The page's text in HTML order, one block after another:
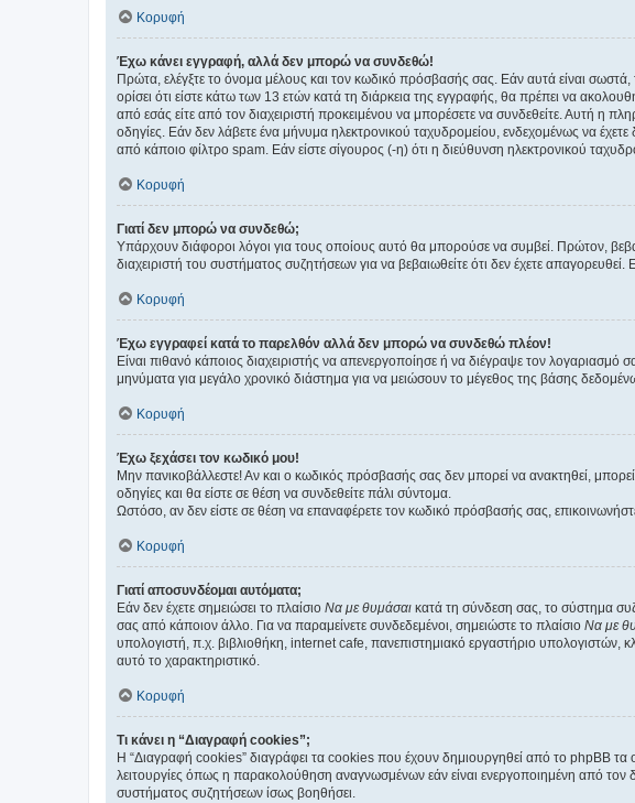
Κορυφή
Έχω κάνει εγγραφή, αλλά δεν μπορώ να συνδεθώ!
Πρώτα, ελέγξτε το όνομα μέλους και τον κωδικό πρόσβασής σας. Εάν αυτά είναι
ορίσει ότι είστε κάτω των 13 ετών κατά τη διάρκεια της εγγραφής, θα πρέπει να
από εσάς είτε από τον διαχειριστή προκειμένου να μπορέσετε να συνδεθείτε. Αυτή η
οδηγίες. Εάν δεν λάβετε ένα μήνυμα ηλεκτρονικού ταχυδρομείου, ενδεχομένως να
από κάποιο φίλτρο spam. Εάν είστε σίγουρος (-η) ότι η διεύθυνση ηλεκτρονικού
Κορυφή
Γιατί δεν μπορώ να συνδεθώ;
Υπάρχουν διάφοροι λόγοι για τους οποίους αυτό θα μπορούσε να συμβεί. Πρώτον,
διαχειριστή του συστήματος συζητήσεων για να βεβαιωθείτε ότι δεν έχετε
Κορυφή
Έχω εγγραφεί κατά το παρελθόν αλλά δεν μπορώ να συνδεθώ πλέον!
Είναι πιθανό κάποιος διαχειριστής να απενεργοποίησε ή να διέγραψε τον
μηνύματα για μεγάλο χρονικό διάστημα για να μειώσουν το μέγεθος της βάσης
Κορυφή
Έχω ξεχάσει τον κωδικό μου!
Μην πανικοβάλλεστε! Αν και ο κωδικός πρόσβασής σας δεν μπορεί να ανακτηθεί,
οδηγίες και θα είστε σε θέση να συνδεθείτε πάλι σύντομα.
Ωστόσο, αν δεν είστε σε θέση να επαναφέρετε τον κωδικό πρόσβασής σας,
Κορυφή
Γιατί αποσυνδέομαι αυτόματα;
Εάν δεν έχετε σημειώσει το πλαίσιο Να με θυμάσαι κατά τη σύνδεση σας, το σύστημα
σας από κάποιον άλλο. Για να παραμείνετε συνδεδεμένοι, σημειώστε το πλαίσιο Να με
υπολογιστή, π.χ. βιβλιοθήκη, internet cafe, πανεπιστημιακό εργαστήριο υπολογιστών,
αυτό το χαρακτηριστικό.
Κορυφή
Τι κάνει η “Διαγραφή cookies”;
Η “Διαγραφή cookies” διαγράφει τα cookies που έχουν δημιουργηθεί από το phpBB
λειτουργίες όπως η παρακολούθηση αναγνωσμένων εάν είναι ενεργοποιημένη από
συστήματος συζητήσεων ίσως βοηθήσει.